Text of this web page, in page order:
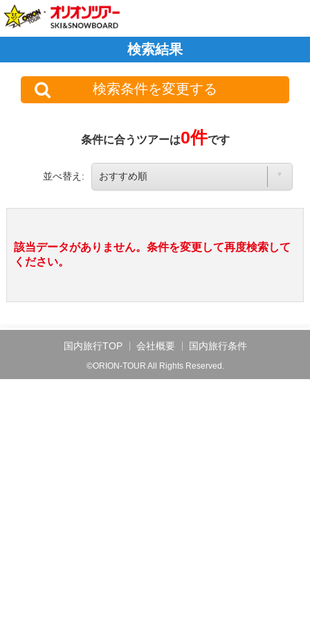
検索結果
検索条件を変更する
条件に合うツアーは0件です
並べ替え:
該当データがありません。条件を変更して再度検索して
ください。
国内旅行TOP 会社概要 国内旅行条件
©ORION-TOUR All Rights Reserved.